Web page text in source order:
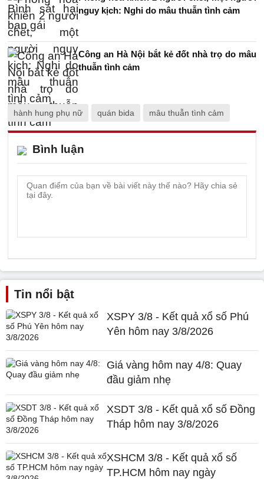
nguy kịch: Nghi do mâu thuẫn tình cảm
Công an Hà Nội bắt kẻ đốt nhà trọ do mâu
thuẫn tình cảm
hành hung phụ nữ quán bida mâu thuẫn tình cảm
Bình luận
Tin nổi bật
XSPY 3/8 - Kết quả xổ số Phú
Yên hôm nay 3/8/2026
Giá vàng hôm nay 4/8: Quay
đầu giảm nhẹ
XSDT 3/8 - Kết quả xổ số Đồng
Tháp hôm nay 3/8/2026
XSHCM 3/8 - Kết quả xổ số
TP.HCM hôm nay ngày